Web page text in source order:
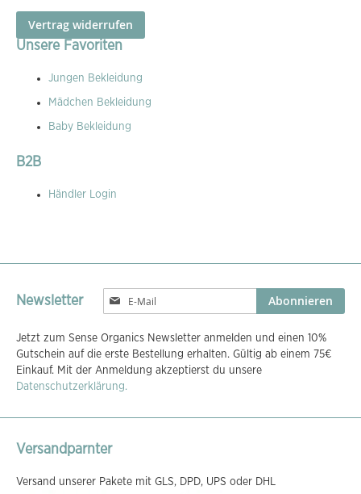
Vertrag widerrufen
Unsere Favoriten
Jungen Bekleidung
Mädchen Bekleidung
Baby Bekleidung
B2B
Händler Login
Newsletter
Melden
Sie
für
unseren
Newsletter
an:
Abonnieren
Jetzt zum Sense Organics Newsletter anmelden und einen 10%
Gutschein auf die erste Bestellung erhalten. Gültig ab einem 75€
Einkauf. Mit der Anmeldung akzeptierst du unsere
Datenschutzerklärung.
Versandparnter
Versand unserer Pakete mit GLS, DPD, UPS oder DHL